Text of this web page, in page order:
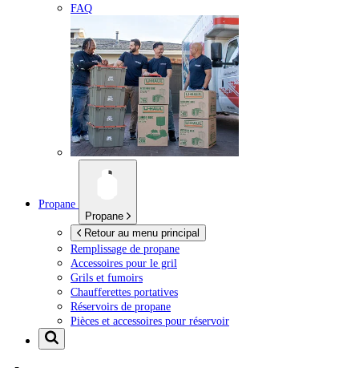
FAQ
Propane
Propane
Retour au menu principal
Remplissage de propane
Accessoires pour le gril
Grils et fumoirs
Chaufferettes portatives
Réservoirs de propane
Pièces et accessoires pour réservoir